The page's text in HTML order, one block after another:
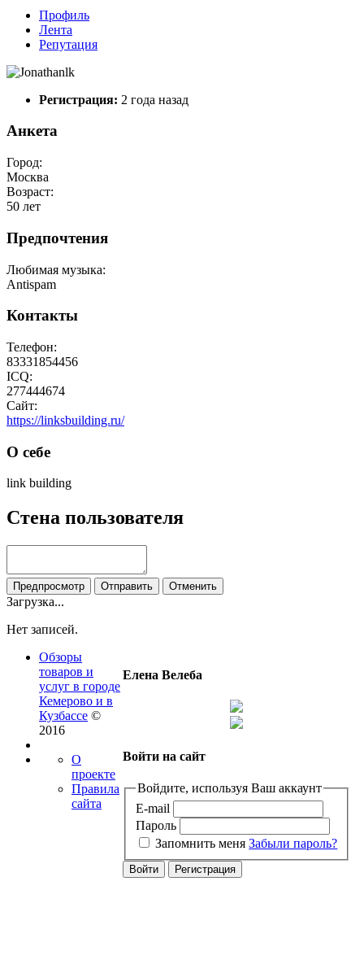
Профиль
Лента
Репутация
Регистрация: 2 года назад
Анкета
Город:
Москва
Возраст:
50 лет
Предпочтения
Любимая музыка:
Antispam
Контакты
Телефон:
83331854456
ICQ:
277444674
Сайт:
https://linksbuilding.ru/
О себе
link building
Стена пользователя
Загрузка...
Нет записей.
Елена Велеба
Войти на сайт
Войдите, используя Ваш аккаунт
E-mail
Пароль
Запомнить меня Забыли пароль?
Обзоры
товаров и
услуг в городе
Кемерово и в
Кузбассе ©
2016
О
проекте
Правила
сайта